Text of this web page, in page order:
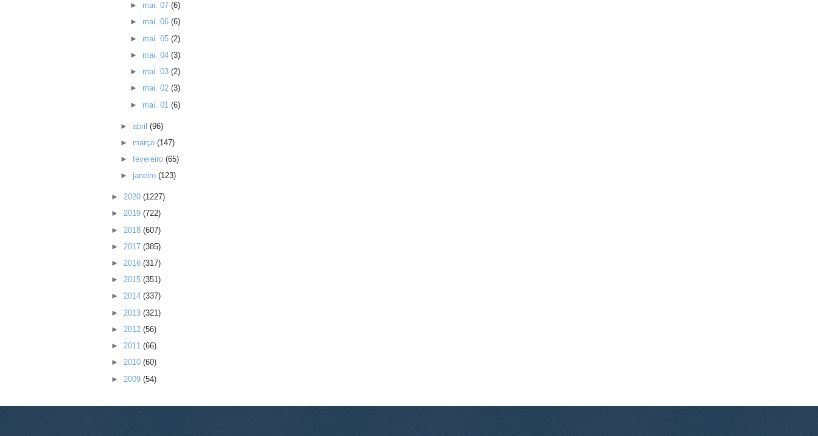
► mai. 07 (6)
► mai. 06 (6)
► mai. 05 (2)
► mai. 04 (3)
► mai. 03 (2)
► mai. 02 (3)
► mai. 01 (6)
►abril(96)
► março(147)
►fevereiro(65)
► janeiro(123)
► 2020 (1227)
► 2019 (722)
► 2018 (607)
► 2017 (385)
► 2016 (317)
► 2015 (351)
► 2014 (337)
► 2013 (321)
► 2012 (56)
► 2011 (66)
► 2010 (60)
► 2009 (54)